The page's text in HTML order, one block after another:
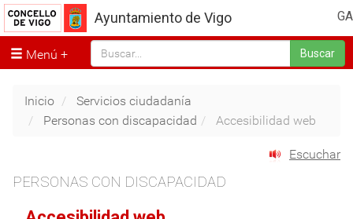
GA
Ayuntamiento de Vigo
Menú Buscar
Inicio
Servicios ciudadanía
Personas con discapacidad
Accesibilidad web
Escuchar
PERSONAS CON DISCAPACIDAD